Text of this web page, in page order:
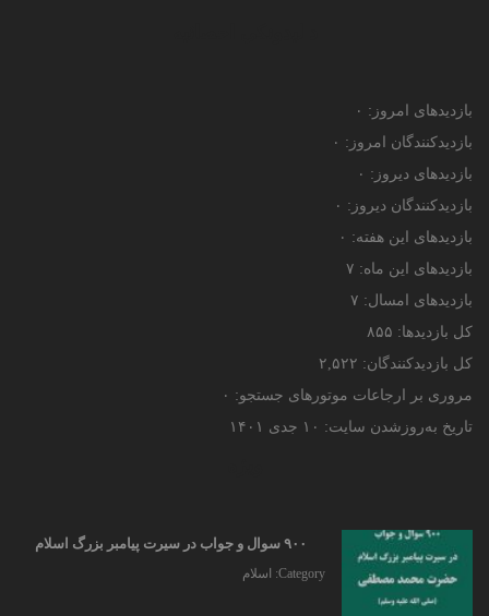
بازدیدهای امروز: ۰
بازدیدکنندگان امروز: ۰
بازدیدهای دیروز: ۰
بازدیدکنندگان دیروز: ۰
بازدیدهای این هفته: ۰
بازدیدهای این ماه: ۷
بازدیدهای امسال: ۷
کل بازدیدها: ۸۵۵
کل بازدیدکنند‌گان: ۲,۵۲۲
مروری بر ارجاعات موتورهای جستجو: ۰
تاریخ به‌روزشدن سایت: ۱۰ جدی ۱۴۰۱
۹۰۰ سوال و جواب در سیرت پیامبر بزرگ اسلام
Category: اسلام